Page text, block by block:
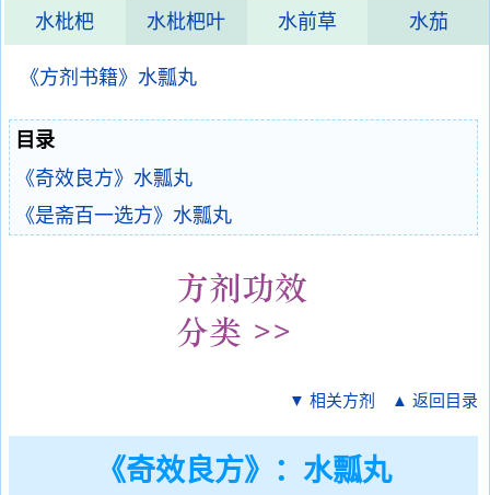
水枇杷 水枇杷叶 水前草 水茄
《方剂书籍》水瓢丸
目录
《奇效良方》水瓢丸
《是斋百一选方》水瓢丸
▼ 相关方剂 ▲ 返回目录
《奇效良方》：水瓢丸